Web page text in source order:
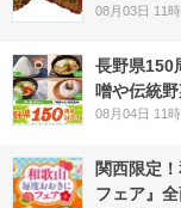
08月03日 11
長野県150
噌や伝統
08月04日 11
関西限定
フェア』